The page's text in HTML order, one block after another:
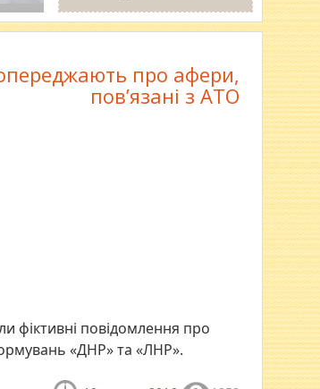
про афери,
пов’язані з АТО
фіктивні повідомлення про
«ДНР» та «ЛНР».